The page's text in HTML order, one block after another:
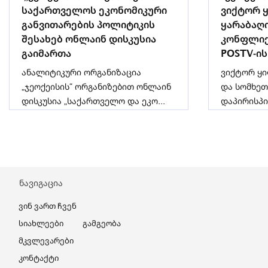
საქართველოს ეკონომიკური
განვითარების პოლიტიკის
შესახებ ონლაინ დისკუსია
გაიმართა
ანალიტიკური ორგანიზაცია
„ჯეოქეისის“ ორგანიზებით ონლაინ
დისკუსია „საქართველო და ეკო...
ვიქტორ
POSTV-
ვიქტორ
და
ნავიგაცია
Ვინ Ვართ Ჩვენ
Სიახლეები
Გამგეობა
Მკვლევარები
Კონტაქტი